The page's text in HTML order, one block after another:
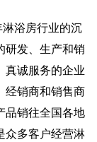
浴房行业的沉
研发、生产和销
真诚服务的企业
经销商和销售商
品销往全国各地
众多客户经营淋